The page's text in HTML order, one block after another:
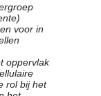
voor in
oppervlak
rol bij het